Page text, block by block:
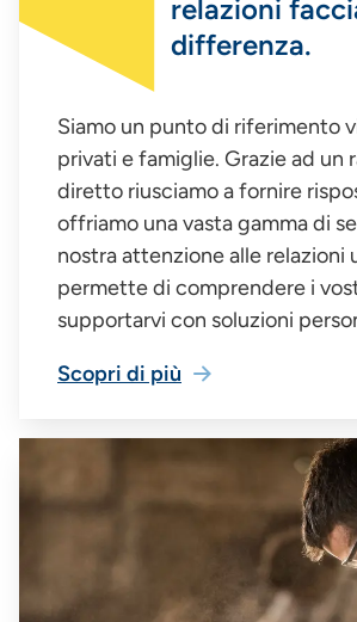
relazioni
differenza.
Siamo un punto di riferimento
privati e famiglie. Grazie ad un
diretto riusciamo a fornire
offriamo una vasta gamma di
nostra attenzione alle relazioni
permette di comprendere i
supportarvi con soluzioni
Scopri di più